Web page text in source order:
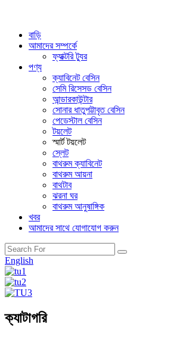
বাড়ি
আমাদের সম্পর্কে
ফ্যাক্টরি ট্যুর
পণ্য
ক্যাবিনেট বেসিন
সেমি রিসেসড বেসিন
আন্ডারকাউন্টার
সোনার ধাতুপট্টাবৃত বেসিন
পেডেস্টাল বেসিন
টয়লেট
স্মার্ট টয়লেট
স্লেট
বাথরুম ক্যাবিনেট
বাথরুম আয়না
বাথটাব
ঝরনা ঘর
বাথরুম আনুষাঙ্গিক
খবর
আমাদের সাথে যোগাযোগ করুন
English
ক্যাটাগরি